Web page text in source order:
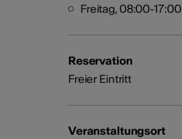
Freitag, 08:00-17:00
Reservation
Freier Eintritt
Veranstaltungsort